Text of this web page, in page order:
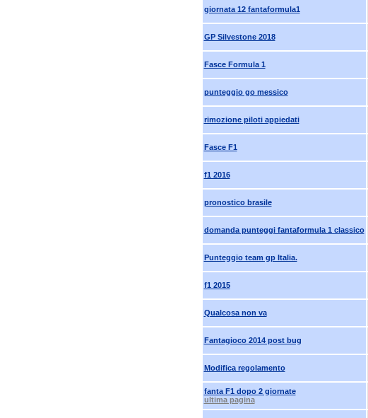
giornata 12 fantaformula1
GP Silvestone 2018
Fasce Formula 1
punteggio go messico
rimozione piloti appiedati
Fasce F1
f1 2016
pronostico brasile
domanda punteggi fantaformula 1 classico
Punteggio team gp Italia.
f1 2015
Qualcosa non va
Fantagioco 2014 post bug
Modifica regolamento
fanta F1 dopo 2 giornate
ultima pagina